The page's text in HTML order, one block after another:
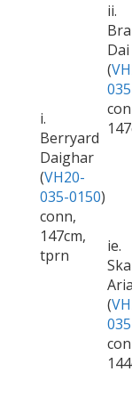
i.
Berryard
Daighar
(VH20-
035-0150)
conn,
147cm,
tprn
ii.
Dai
(
ie.
(